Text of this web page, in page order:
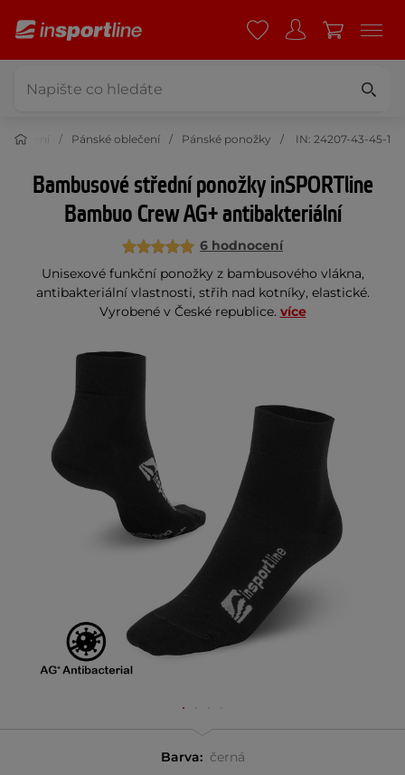
Oblečení Pánské oblečení Pánské ponožky IN: 24207-43-45-1
Bambusové střední ponožky inSPORTline
Bambuo Crew AG+ antibakteriální
6 hodnocení
Unisexové funkční ponožky z bambusového vlákna,
antibakteriální vlastnosti, střih nad kotníky, elastické.
Vyrobené v České republice. více
Barva: černá